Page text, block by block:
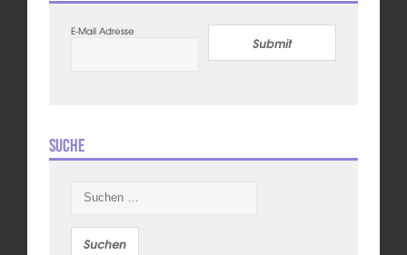
E-Mail Adresse
Submit
Suche
nach: